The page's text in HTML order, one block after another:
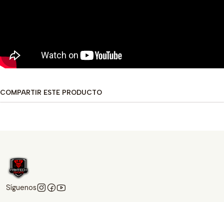
COMPARTIR ESTE PRODUCTO
Síguenos